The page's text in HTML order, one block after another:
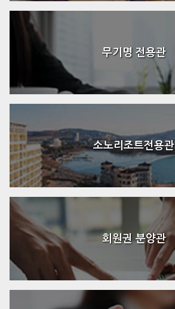
무기명 전용관
소노리조트전용관
회원권 분양관